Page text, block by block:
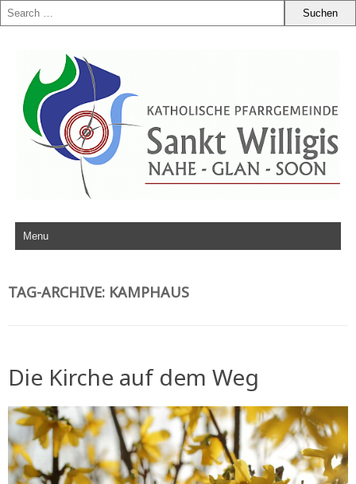
Zum Inhalt springen
TAG-ARCHIVE: KAMPHAUS
Die Kirche auf dem Weg